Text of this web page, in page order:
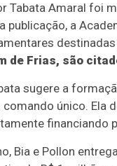
Tabata Amaral foi
publicação, a
de Frias, são
sugere a
único. Ela
Bia e Pollon